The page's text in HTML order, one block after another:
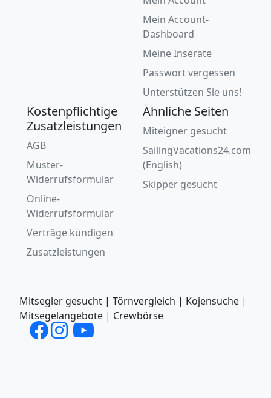
Mein Account-
Dashboard
Meine Inserate
Passwort vergessen
Unterstützen Sie uns!
Kostenpflichtige
Zusatzleistungen
AGB
Muster-
Widerrufsformular
Online-
Widerrufsformular
Verträge kündigen
Zusatzleistungen
Ähnliche Seiten
Miteigner gesucht
SailingVacations24.com
(English)
Skipper gesucht
Mitsegler gesucht | Törnvergleich | Kojensuche |
Mitsegelangebote | Crewbörse